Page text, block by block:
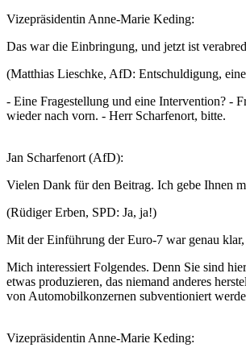
Vizepräsidentin Anne-Marie Keding:
Das war die Einbringung, und jetzt ist
(Matthias Lieschke, AfD: Entschuldigung,
- Eine Fragestellung und eine Intervention? -
wieder nach vorn. - Herr Scharfenort, bitte.
Jan Scharfenort (AfD):
Vielen Dank für den Beitrag. Ich gebe Ihnen
(Rüdiger Erben, SPD: Ja, ja!)
Mit der Einführung der Euro-7 war genau
Mich interessiert Folgendes. Denn Sie sind
etwas produzieren, das niemand anderes
von Automobilkonzernen subventioniert
Vizepräsidentin Anne-Marie Keding: